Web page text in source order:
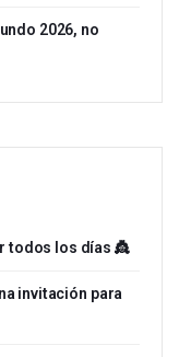
2026, no
todos los días 👸
invitación para